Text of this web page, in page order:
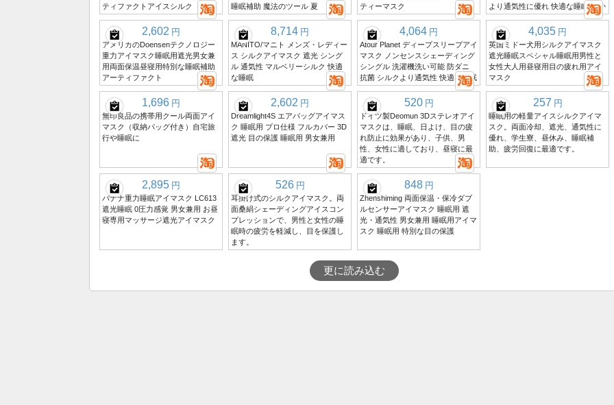
ティファクトアイスシルク
睡眠補助 魔法のツール 夏
ティーマスク
より通気性に優れ 快適な睡眠 静か
2,602 円
アメリカのDoensenテクノロジー
重力アイマスク睡眠用遮光男女兼
用両面保温昼寝用特別な睡眠補助
アーティファクト
8,714 円
MANITO/マニト メンズ・レディー
ス シルクアイマスク 遮光 シング
ル 通気性 マルベリーシルク 快適
な睡眠
4,064 円
Atour Planet ディープスリープアイ
マスク ノンセンスシェーディング
シングル 洗濯機洗い可能 防ダニ
抗菌 シルクより通気性 快適な睡眠
4,035 円
英国ミドー犬用シルクアイマスク
遮光睡眠スペシャル睡眠用男性と
女性大人用昼寝用目の疲れ用アイ
マスク
1,696 円
無印良品の携帯用クール両面アイ
マスク（収納バッグ付き）自宅旅
行や睡眠に
2,602 円
Dreamlight4S エアバッグアイマス
ク 睡眠用 プロ仕様 フルカバー 3D
遮光 目の保護 睡眠用 男女兼用
520 円
ドイツ製Deomun 3Dステレオアイ
マスクは、睡眠、日よけ、目の疲
れ防止に効果があり、子供、男
性、女性に適しており、昼寝に最
適です。
257 円
睡眠用の軽量アイスシルクアイマ
スク。両面冷却、遮光、通気性に
優れ、学生寮、昼休み、睡眠補
助、疲労回復に最適です。
2,895 円
バナナ重力睡眠アイマスク LC613
遮光睡眠 0圧力感覚 男女兼用 お昼
寝専用マッサージ遮光アイマスク
526 円
耳掛け式のシルクアイマスク。両
面桑絹シェーディングアイスコン
プレッションで、男性と女性の睡
眠時の疲労を軽減し、目を保護し
ます。
848 円
Zhenshiming 両面保温・保冷ダブ
ルセンサーアイマスク 睡眠用 遮
光・通気性 男女兼用 睡眠用アイマ
スク 睡眠用 特別な目の保護
更に読み込む